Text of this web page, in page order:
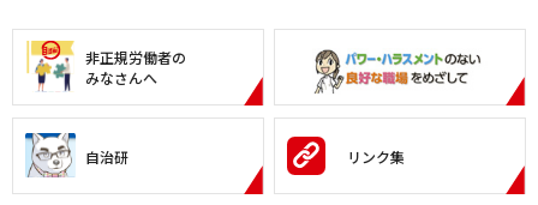
非正規労働者の
みなさんへ
自治研 リンク集